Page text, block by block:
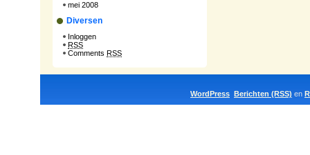
mei 2008
Diversen
Inloggen
RSS
Comments RSS
WordPress Berichten (RSS) en